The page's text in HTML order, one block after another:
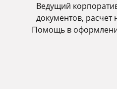
Ведущий
документов, расчет
Помощь в